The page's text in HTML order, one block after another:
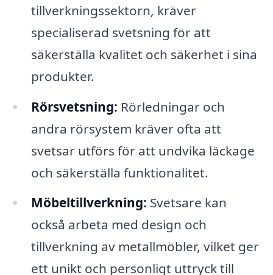
tillverkningssektorn, kräver
specialiserad svetsning för att
säkerställa kvalitet och säkerhet i sina
produkter.
Rörsvetsning: Rörledningar och
andra rörsystem kräver ofta att
svetsar utförs för att undvika läckage
och säkerställa funktionalitet.
Möbeltillverkning: Svetsare kan
också arbeta med design och
tillverkning av metallmöbler, vilket ger
ett unikt och personligt uttryck till